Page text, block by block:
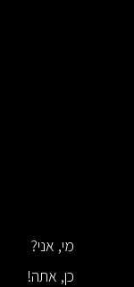
מי, אני?
כן, אתה!